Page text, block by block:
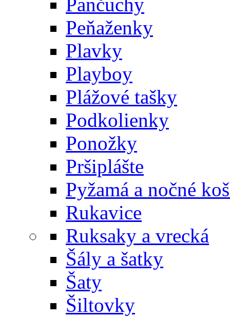
Pančuchy
Peňaženky
Plavky
Playboy
Plážové tašky
Podkolienky
Ponožky
Pršiplášte
Pyžamá a nočné
Rukavice
Ruksaky a vrecká
Šály a šatky
Šaty
Šiltovky